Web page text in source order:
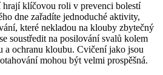
klíčovou roli v prevenci bolestí
dne zařadíte jednoduché aktivity,
které nekladou na klouby zbytečný
soustředit na posilování svalů kolem
a ochranu kloubu. Cvičení jako jsou
mohou být velmi prospěšná.